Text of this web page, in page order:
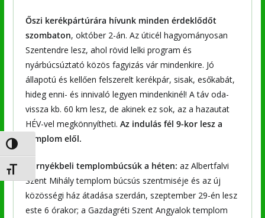
Nagy kontraszt váltása
Betűméret váltása
Őszi kerékpártúrára hívunk minden érdeklődőt
szombaton, október 2-án. Az úticél hagyományosan
Szentendre lesz, ahol rövid lelki program és
nyárbúcsúztató közös fagyizás vár mindenkire. Jó
állapotú és kellően felszerelt kerékpár, sisak, esőkabát,
hideg enni- és innivaló legyen mindenkinél! A táv oda-
vissza kb. 60 km lesz, de akinek ez sok, az a hazautat
HÉV-vel megkönnyítheti. Az indulás fél 9-kor lesz a
templom elől.
Környékbeli templombúcsúk a héten: az Albertfalvi
Szent Mihály templom búcsús szentmiséje és az új
közösségi ház átadása szerdán, szeptember 29-én lesz
este 6 órakor; a Gazdagréti Szent Angyalok templom